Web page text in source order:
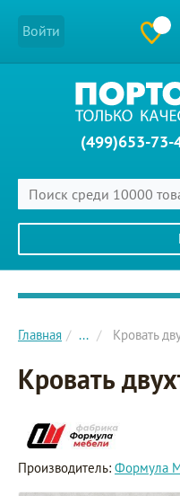
Войти
(499)653-73-
Главное меню сайта
Главная ... Кровать
Кровать
Производитель: Формула